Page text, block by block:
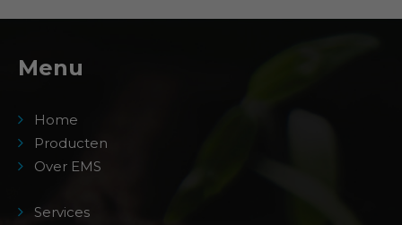
Menu
Home
Producten
Over EMS
Services